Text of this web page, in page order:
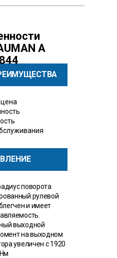
поворота
рулевой
и имеет
выходной
на выходном
увеличен с 1920
A